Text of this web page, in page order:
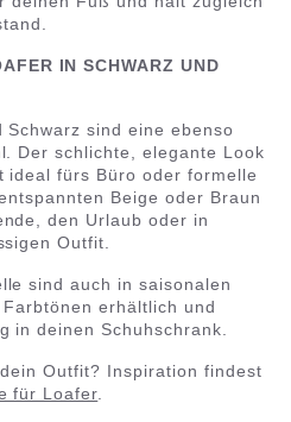
IN SCHWARZ UND
sind eine ebenso
Der schlichte, elegante Look
ideal fürs Büro oder formelle
Beige oder Braun
den Urlaub oder in
Outfit.
sind auch in saisonalen
erhältlich und
in deinen Schuhschrank.
Outfit? Inspiration findest
für Loafer